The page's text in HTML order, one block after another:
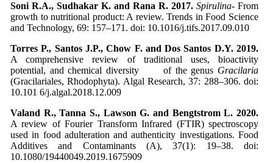
Soni R.A., Sudhakar K. and Rana R. 2017. Spirulina- From
growth to nutritional product: A review. Trends in Food Science
and Technology, 69: 157–171. doi: 10.1016/j.tifs.2017.09.010
Torres P., Santos J.P., Chow F. and Dos Santos D.Y. 2019.
A comprehensive review of traditional uses, bioactivity
potential, and chemical diversity of the genus Gracilaria
(Gracilariales, Rhodophyta). Algal Research, 37: 288–306. doi:
10.101 6/j.algal.2018.12.009
Valand R., Tanna S., Lawson G. and Bengtstrom L. 2020.
A review of Fourier Transform Infrared (FTIR) spectroscopy
used in food adulteration and authenticity investigations. Food
Additives and Contaminants (A), 37(1): 19–38. doi:
10.1080/19440049.2019.1675909